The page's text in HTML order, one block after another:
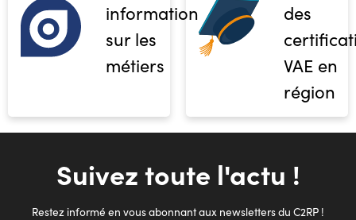
informations
sur les
métiers
des
VAE en
région
Suivez toute l'actu !
Restez informé en vous abonnant aux newsletters du C2RP !